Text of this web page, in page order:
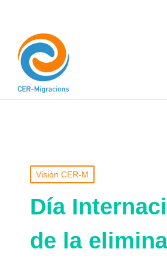
Visión CER-M
Día
de la